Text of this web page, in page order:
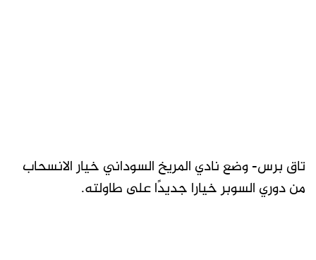
تاق برس- وضع نادي المريخ السوداني خيار الانسحاب
من دوري السوبر خيارا جديدًا على طاولته.